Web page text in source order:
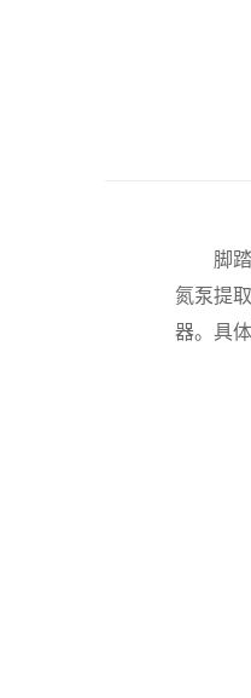
脚踏式
氮泵提
器。具